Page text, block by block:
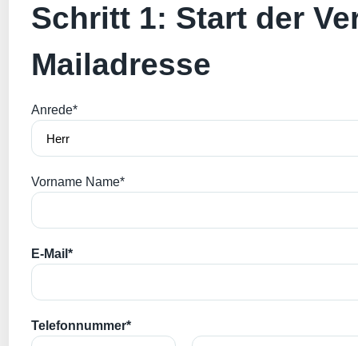
Schritt 1: Start der
Mailadresse
Anrede*
Vorname Name*
E-Mail*
Telefonnummer*